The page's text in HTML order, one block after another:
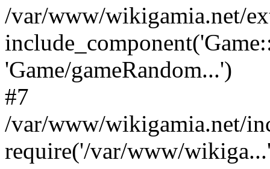
/var/www/wikigamia.net/
'Game/gameRandom...')
#7
/var/www/wikigamia.net/
require('/var/www/